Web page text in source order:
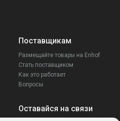
Поставщикам
Размещайте товары на Enhof
Стать поставщиком
Как это работает
Вопросы
Оставайся на связи